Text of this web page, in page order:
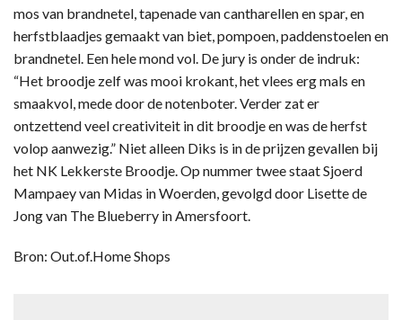
mos van brandnetel, tapenade van cantharellen en spar, en
herfstblaadjes gemaakt van biet, pompoen, paddenstoelen en
brandnetel. Een hele mond vol. De jury is onder de indruk:
“Het broodje zelf was mooi krokant, het vlees erg mals en
smaakvol, mede door de notenboter. Verder zat er
ontzettend veel creativiteit in dit broodje en was de herfst
volop aanwezig.” Niet alleen Diks is in de prijzen gevallen bij
het NK Lekkerste Broodje. Op nummer twee staat Sjoerd
Mampaey van Midas in Woerden, gevolgd door Lisette de
Jong van The Blueberry in Amersfoort.
Bron: Out.of.Home Shops